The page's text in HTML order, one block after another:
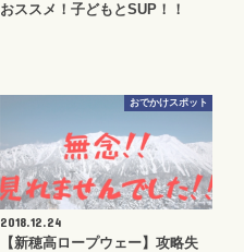
おススメ！子どもとSUP！！
おでかけスポット
2018.12.24
【新穂高ロープウェー】攻略失